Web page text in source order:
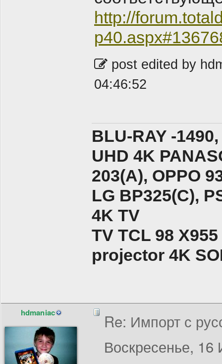
http://
post edited by
04:46:52
BLU-RAY -
UHD 4K
203(A), ОPPO
LG BP325(C),
4K TV
TV TCL 98 X955
projector 4K
hdmaniac
Re: Импорт с
Воскресенье,